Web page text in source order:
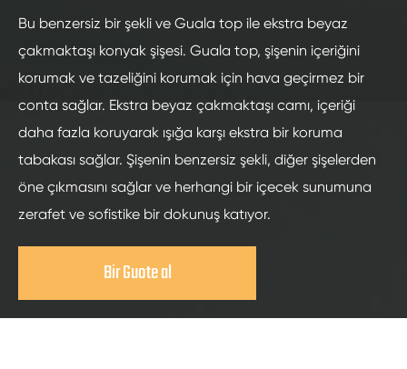
Bu benzersiz bir şekli ve Guala top ile ekstra beyaz
çakmaktaşı konyak şişesi. Guala top, şişenin içeriğini
korumak ve tazeliğini korumak için hava geçirmez bir
conta sağlar. Ekstra beyaz çakmaktaşı camı, içeriği
daha fazla koruyarak ışığa karşı ekstra bir koruma
tabakası sağlar. Şişenin benzersiz şekli, diğer şişelerden
öne çıkmasını sağlar ve herhangi bir içecek sunumuna
zerafet ve sofistike bir dokunuş katıyor.
Bir Guote al